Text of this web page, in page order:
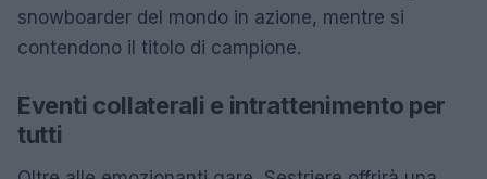
snowboarder del mondo in azione, mentre si
contendono il titolo di campione.
Eventi collaterali e intrattenimento per
tutti